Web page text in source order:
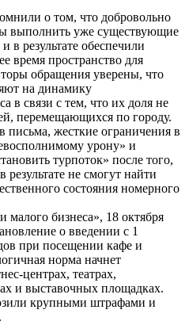
о том, что добровольно
выполнить уже существующие
в результате обеспечили
время пространство для
обращения уверены, что
на динамику
в связи с тем, что их доля не
перемещающихся по городу.
жесткие ограничения в
урону» и
турпоток» после того,
не смогут найти
состояния номерного
бизнеса», 18 октября
о введении с 1
при посещении кафе и
норма начнет
центрах, театрах,
и выставочных площадках.
крупными штрафами и